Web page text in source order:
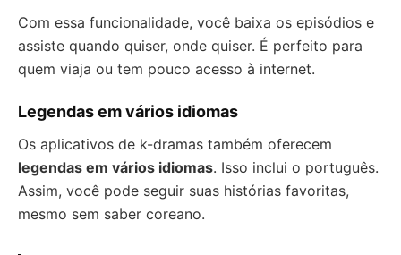
Com essa funcionalidade, você baixa os episódios e
assiste quando quiser, onde quiser. É perfeito para
quem viaja ou tem pouco acesso à internet.
Legendas em vários idiomas
Os aplicativos de k-dramas também oferecem
legendas em vários idiomas. Isso inclui o português.
Assim, você pode seguir suas histórias favoritas,
mesmo sem saber coreano.